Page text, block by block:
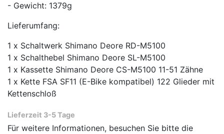
- Gewicht: 1379g
Lieferumfang:
1 x Schaltwerk Shimano Deore RD-M5100
1 x Schalthebel Shimano Deore SL-M5100
1 x Kassette Shimano Deore CS-M5100 11-51 Zähne
1 x Kette FSA SF11 (E-Bike kompatibel) 122 Glieder mit
Kettenschloß
Lieferzeit 3-5 Tage
Für weitere Informationen, besuchen Sie bitte die